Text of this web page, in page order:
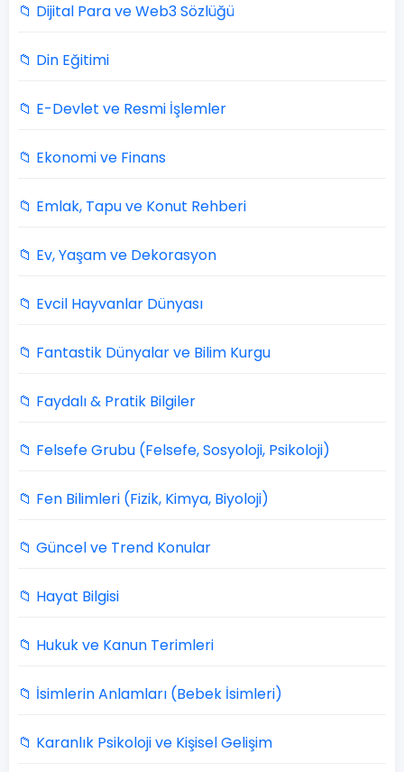
📁 Dijital Para ve Web3 Sözlüğü
📁 Din Eğitimi
📁 E-Devlet ve Resmi İşlemler
📁 Ekonomi ve Finans
📁 Emlak, Tapu ve Konut Rehberi
📁 Ev, Yaşam ve Dekorasyon
📁 Evcil Hayvanlar Dünyası
📁 Fantastik Dünyalar ve Bilim Kurgu
📁 Faydalı & Pratik Bilgiler
📁 Felsefe Grubu (Felsefe, Sosyoloji, Psikoloji)
📁 Fen Bilimleri (Fizik, Kimya, Biyoloji)
📁 Güncel ve Trend Konular
📁 Hayat Bilgisi
📁 Hukuk ve Kanun Terimleri
📁 İsimlerin Anlamları (Bebek İsimleri)
📁 Karanlık Psikoloji ve Kişisel Gelişim